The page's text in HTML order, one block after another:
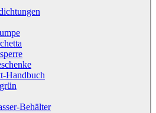
Handbuch
Behälter